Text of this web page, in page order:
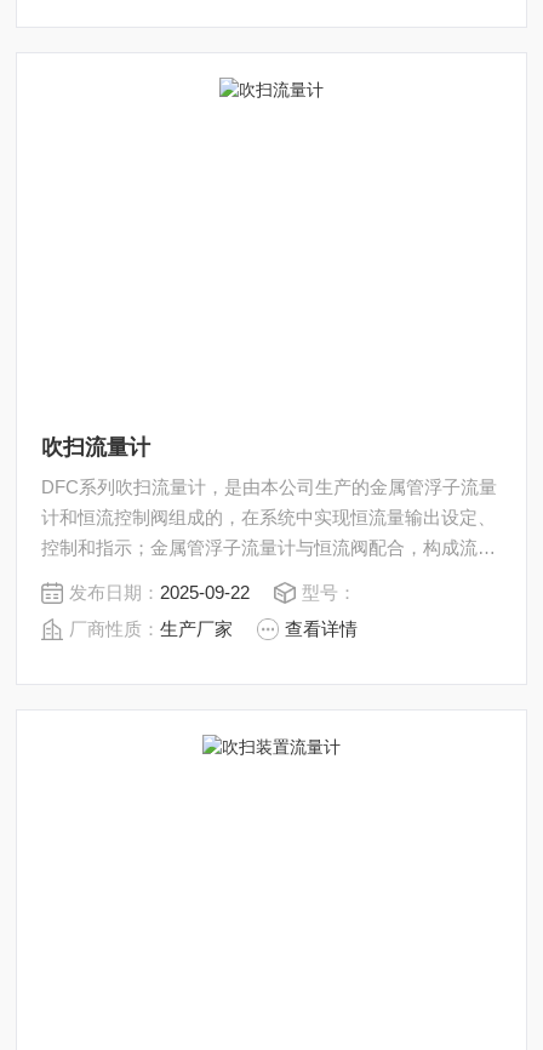
吹扫流量计
DFC系列吹扫流量计，是由本公司生产的金属管浮子流量
计和恒流控制阀组成的，在系统中实现恒流量输出设定、
控制和指示；金属管浮子流量计与恒流阀配合，构成流量
吹扫，实现流量测量并确保流量恒定输出。
发布日期： 2025-09-22
型号：
厂商性质：生产厂家 查看详情